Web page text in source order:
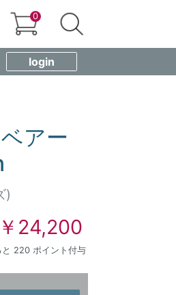
0
login
アー
)
￥24,200
と 220 ポイント付与